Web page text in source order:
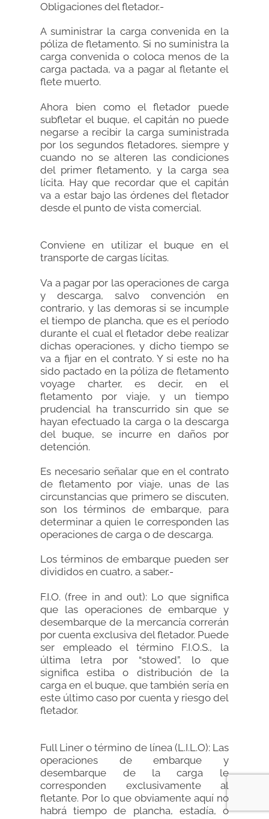
Obligaciones del fletador.-
A suministrar la carga convenida en la
póliza de fletamento. Si no suministra la
carga convenida o coloca menos de la
carga pactada, va a pagar al fletante el
flete muerto.
Ahora bien como el fletador puede
subfletar el buque, el capitán no puede
negarse a recibir la carga suministrada
por los segundos fletadores, siempre y
cuando no se alteren las condiciones
del primer fletamento, y la carga sea
lícita. Hay que recordar que el capitán
va a estar bajo las órdenes del fletador
desde el punto de vista comercial.
Conviene en utilizar el buque en el
transporte de cargas lícitas.
Va a pagar por las operaciones de carga
y descarga, salvo convención en
contrario, y las demoras si se incumple
el tiempo de plancha, que es el período
durante el cual el fletador debe realizar
dichas operaciones, y dicho tiempo se
va a fijar en el contrato. Y si este no ha
sido pactado en la póliza de fletamento
voyage charter, es decir, en el
fletamento por viaje, y un tiempo
prudencial ha transcurrido sin que se
hayan efectuado la carga o la descarga
del buque, se incurre en daños por
detención.
Es necesario señalar que en el contrato
de fletamento por viaje, unas de las
circunstancias que primero se discuten,
son los términos de embarque, para
determinar a quien le corresponden las
operaciones de carga o de descarga.
Los términos de embarque pueden ser
divididos en cuatro, a saber.-
F.I.O. (free in and out): Lo que significa
que las operaciones de embarque y
desembarque de la mercancía correrán
por cuenta exclusiva del fletador. Puede
ser empleado el término F.I.O.S., la
última letra por “stowed”, lo que
significa estiba o distribución de la
carga en el buque, que también sería en
este último caso por cuenta y riesgo del
fletador.
Full Liner o término de línea (L.I.L.O): Las
operaciones de embarque y
desembarque de la carga le
corresponden exclusivamente al
fletante. Por lo que obviamente aquí no
habrá tiempo de plancha, estadía, o